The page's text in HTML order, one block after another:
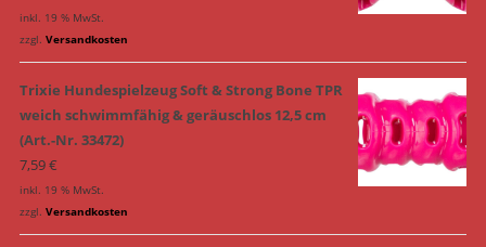
inkl. 19 % MwSt.
zzgl. Versandkosten
Trixie Hundespielzeug Soft & Strong Bone TPR
weich schwimmfähig & geräuschlos 12,5 cm
(Art.-Nr. 33472)
7,59€
inkl. 19 % MwSt.
zzgl. Versandkosten